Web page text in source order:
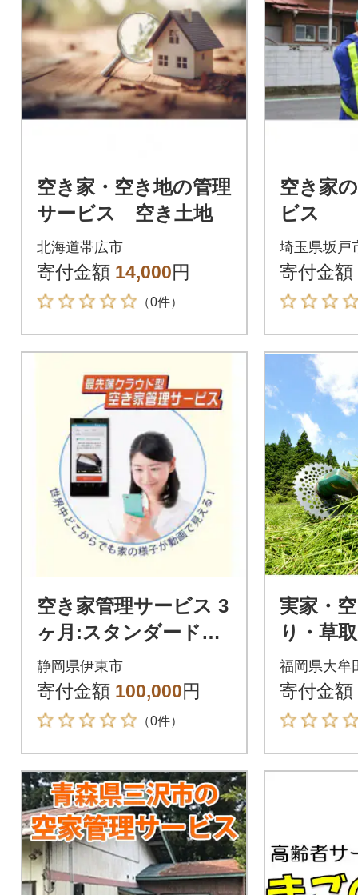
空き家・空き地の管理
サービス 空き土地
北海道帯広市
寄付金額 14,000円
（0件）
空き家
ビス
埼玉県坂戸
寄付金額
空き家管理サービス 3
ヶ月:スタンダードプ
ラン【室内】【屋外】
静岡県伊東市
寄付金額 100,000円
（0件）
実家・
り・草
牟田市)
福岡県大牟
寄付金額